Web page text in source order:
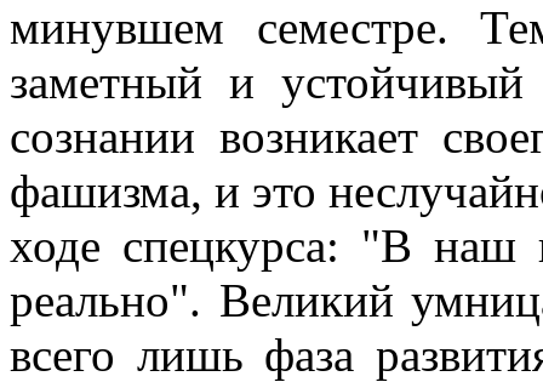
минувшем семестре.
заметный и
сознании возникает
фашизма, и это
ходе спецкурса: "В наш
реально". Великий
всего лишь фаза